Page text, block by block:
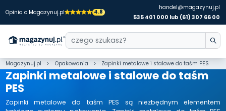
Opinia o Magazynuj.pl 4.8
handel@magazynuj.pl
535 401 000 lub (61) 307 66 00
Magazynuj.pl Opakowania Zapinki metalowe i stalowe do taśm PES
Zapinki metalowe i stalowe do taśm
PES
Zapinki metalowe do taśm PES są niezbędnym elementem